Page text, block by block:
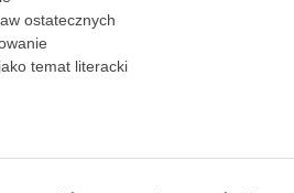
ostatecznych
temat literacki